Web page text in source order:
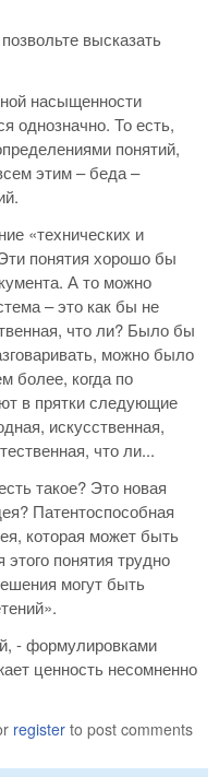
высказать
насыщенности
однозначно. То есть,
понятий,
этим – беда –
«технических и
понятия хорошо бы
А то можно
– это как бы не
что ли? Было бы
можно было
более, когда по
в прятки следующие
искусственная,
что ли...
такое? Это новая
Патентоспособная
которая может быть
понятия трудно
могут быть
- формулировками
ценность несомненно
register to post comments